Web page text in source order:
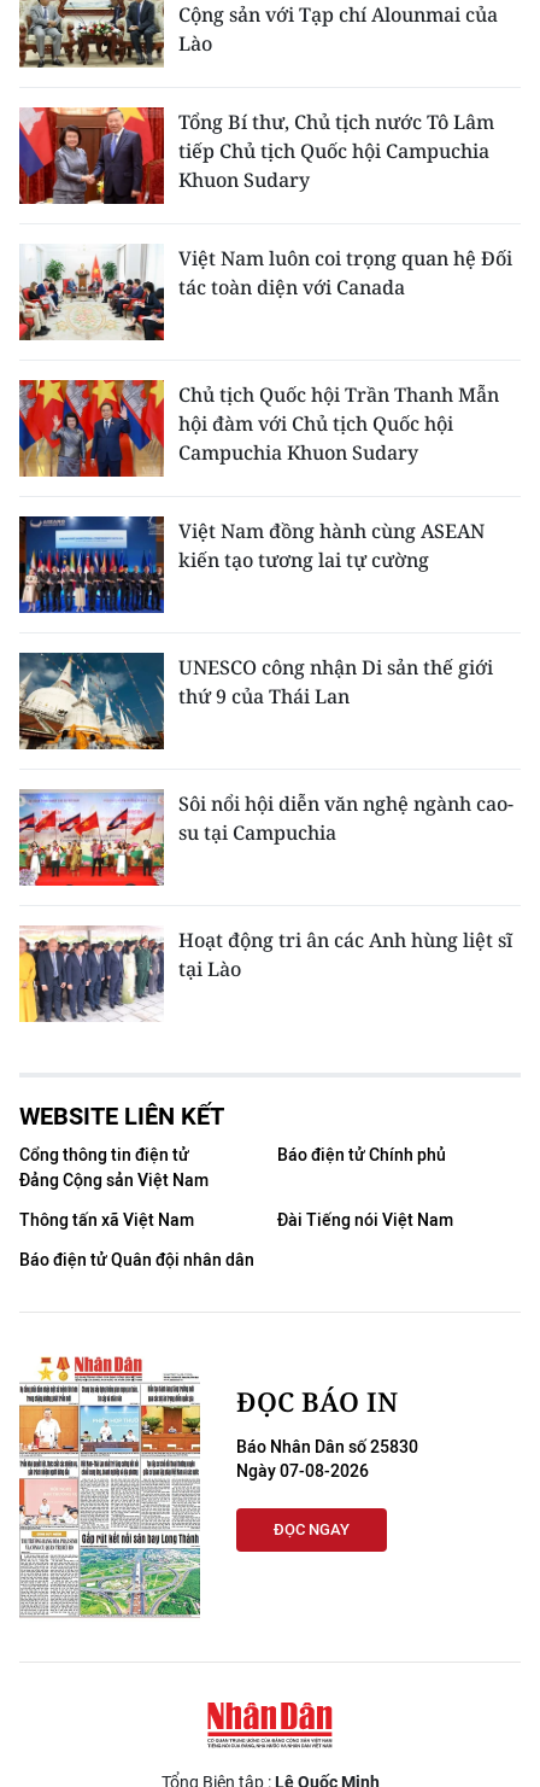
Cộng sản với Tạp chí Alounmai của
Lào
Tổng Bí thư, Chủ tịch nước Tô Lâm
tiếp Chủ tịch Quốc hội Campuchia
Khuon Sudary
Việt Nam luôn coi trọng quan hệ Đối
tác toàn diện với Canada
Chủ tịch Quốc hội Trần Thanh Mẫn
hội đàm với Chủ tịch Quốc hội
Campuchia Khuon Sudary
Việt Nam đồng hành cùng ASEAN
kiến tạo tương lai tự cường
UNESCO công nhận Di sản thế giới
thứ 9 của Thái Lan
Sôi nổi hội diễn văn nghệ ngành cao-
su tại Campuchia
Hoạt động tri ân các Anh hùng liệt sĩ
tại Lào
WEBSITE LIÊN KẾT
Cổng thông tin điện tử
Đảng Cộng sản Việt Nam
Báo điện tử Chính phủ
Thông tấn xã Việt Nam
Đài Tiếng nói Việt Nam
Báo điện tử Quân đội nhân dân
ĐỌC BÁO IN
Báo Nhân Dân số 25830
Ngày 07-08-2026
ĐỌC NGAY
Tổng Biên tập :Lê Quốc Minh